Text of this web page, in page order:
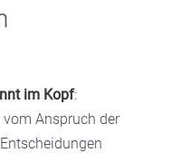
im Kopf:
Anspruch der